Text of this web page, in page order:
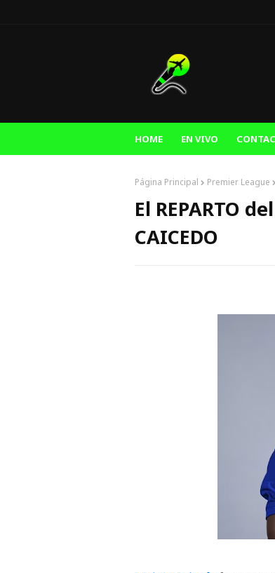
HOME EN VIVO
Página Principal Premier League
El REPARTO
CAICEDO